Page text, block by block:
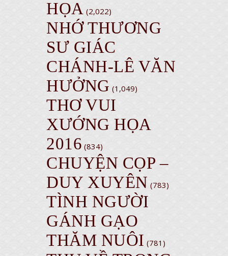
HỌA (2,022)
NHỚ THƯƠNG
SƯ GIÁC
CHÁNH-LÊ VĂN
HƯỞNG (1,049)
THƠ VUI
XƯỚNG HỌA
2016 (834)
CHUYỆN CỌP –
DUY XUYÊN (783)
TÌNH NGƯỜI
GÁNH GẠO
THĂM NUÔI (781)